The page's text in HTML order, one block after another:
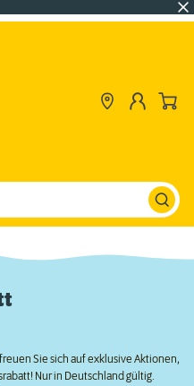
Sie sich auf exklusive Aktionen,
Nur in Deutschland gültig.